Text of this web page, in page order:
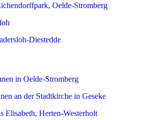
Oelde-Stromberg
Diestedde
in Oelde-Stromberg
an der Stadtkirche in Geseke
Elisabeth, Herten-Westerholt